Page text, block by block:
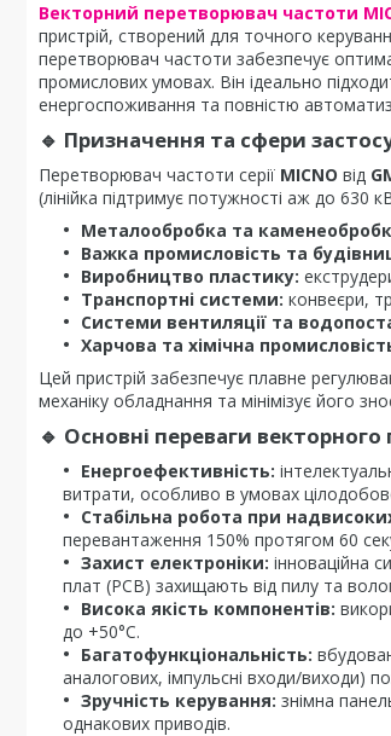
Векторний перетворювач частоти
пристрій, створений для точного
перетворювач частоти забезпечує
промислових умовах. Він ідеально
енергоспоживання та повністю
🔹 Призначення та сфери
Перетворювач частоти серії MICNO від
(лінійка підтримує потужності аж до 630
Металообробка та
Важка промисловість та
Виробництво пластику:
Транспортні системи: конвеєри,
Системи вентиляції та
Харчова та хімічна
Цей пристрій забезпечує плавне
механіку обладнання та мінімізує його
🔹 Основні переваги
Енергоефективність:
витрати, особливо в умовах
Стабільна робота при
перевантаження 150% протягом 60
Захист електроніки: інноваційна
плат (PCB) захищають від пилу та
Висока якість компонентів:
до +50°C.
Багатофункціональність:
аналогових, імпульсні входи/виходи)
Зручність керування: знімна
однакових приводів.